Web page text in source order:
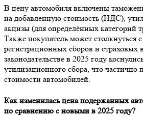
В цену автомобиля включены
на добавленную стоимость (НДС),
акцизы (для определённых категорий
Также покупатель может столкнуться
регистрационных сборов и страховых
законодательстве в 2025 году
утилизационного сбора, что частично
стоимости автомобилей.
Как изменилась цена подержанных
по сравнению с новыми в 2025 году?